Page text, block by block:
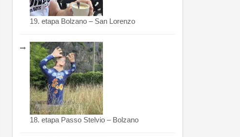
19. etapa Bolzano – San Lorenzo
18. etapa Passo Stelvio – Bolzano